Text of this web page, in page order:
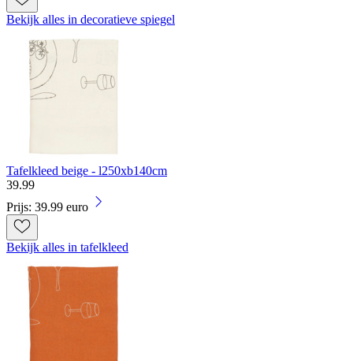
Bekijk alles in decoratieve spiegel
Tafelkleed beige - l250xb140cm
39.99
Prijs: 39.99 euro
Bekijk alles in tafelkleed